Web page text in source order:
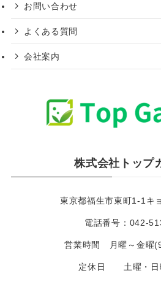
お問い合わせ
よくある質問
会社案内
株式会社トップ
東京都福生市東町1-1キ
電話番号：042-
営業時間 月曜～金曜
定休日 土曜・日